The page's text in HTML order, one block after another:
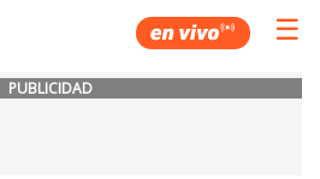
☰
PUBLICIDAD